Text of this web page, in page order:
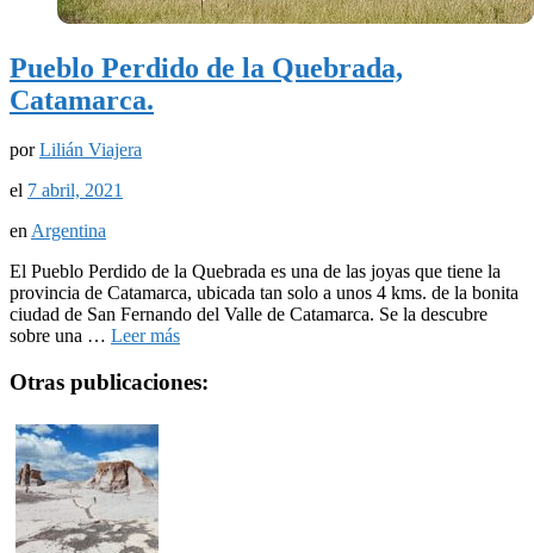
Pueblo Perdido de la Quebrada,
Catamarca.
porLilián Viajera
el 7 abril, 2021
enArgentina
El Pueblo Perdido de la Quebrada es una de las joyas que tiene la
provincia de Catamarca, ubicada tan solo a unos 4 kms. de la bonita
ciudad de San Fernando del Valle de Catamarca. Se la descubre
sobre una … Leer más
Otras publicaciones: